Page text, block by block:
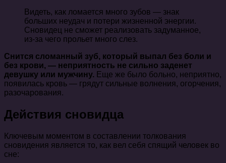
Видеть, как ломается много зубов — знак
больших неудач и потери жизненной энергии.
Сновидец не сможет реализовать задуманное,
из-за чего прольет много слез.
Снится сломанный зуб, который выпал без боли и
без крови, — неприятность не сильно заденет
девушку или мужчину. Еще же было больно, неприятно,
появилась кровь — грядут сильные волнения, огорчения,
разочарования.
Действия сновидца
Ключевым моментом в составлении толкования
сновидения является то, как вел себя спящий человек во
сне: